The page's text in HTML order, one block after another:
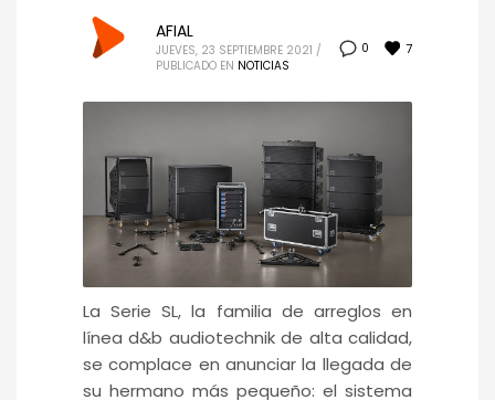
0 7
AFIAL
JUEVES, 23 SEPTIEMBRE 2021 /
PUBLICADO EN NOTICIAS
La Serie SL, la familia de arreglos en
línea d&b audiotechnik de alta calidad,
se complace en anunciar la llegada de
su hermano más pequeño: el sistema